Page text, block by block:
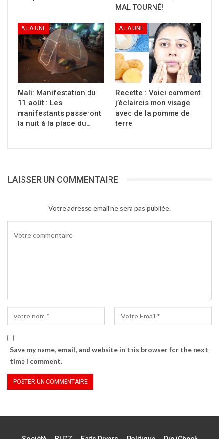
MAL TOURNÉ!
A LA UNE
Mali: Manifestation du
11 août : Les
manifestants passeront
la nuit à la place du…
A LA UNE
Recette : Voici comment
j’éclaircis mon visage
avec de la pomme de
terre
LAISSER UN COMMENTAIRE
Votre adresse email ne sera pas publiée.
Save my name, email, and website in this browser for the next
time I comment.